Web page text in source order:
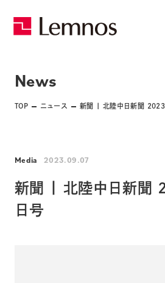
News
TOP ニュース 新聞 | 北陸中日新聞
Media 2023.09.07
新聞 | 北陸中日新聞
日号